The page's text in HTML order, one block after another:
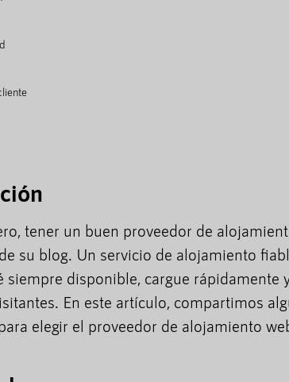
tener un buen proveedor de
su blog. Un servicio de alojamiento
siempre disponible, cargue rápidamente
En este artículo, compartimos
elegir el proveedor de alojamiento